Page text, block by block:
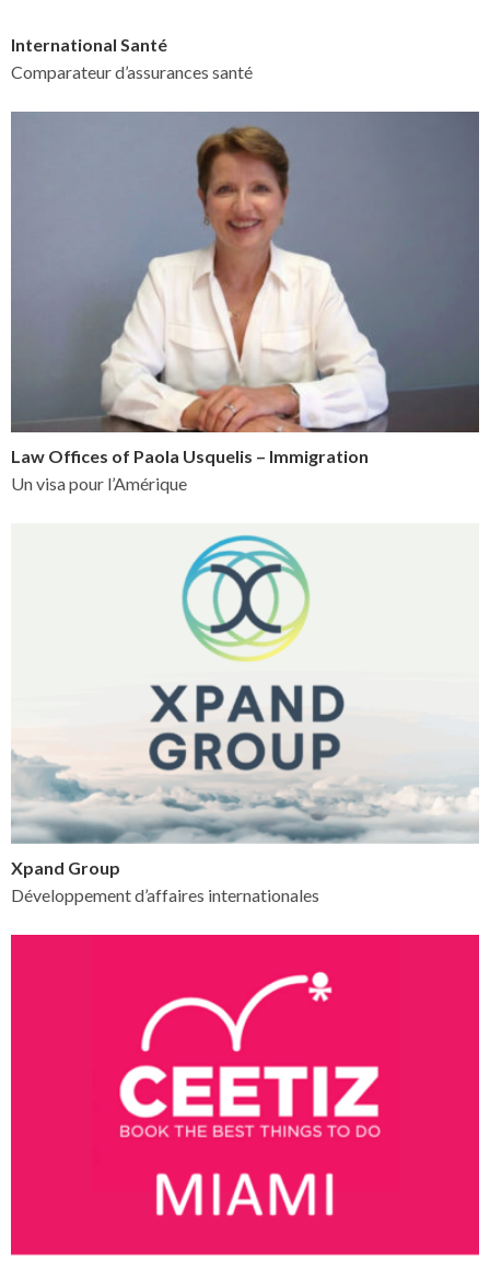
International Santé
Comparateur d’assurances santé
Law Offices of Paola Usquelis – Immigration
Un visa pour l’Amérique
Xpand Group
Développement d’affaires internationales